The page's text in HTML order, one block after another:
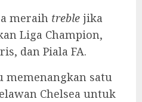
meraih treble jika
Liga Champion,
dan Piala FA.
memenangkan satu
Chelsea untuk